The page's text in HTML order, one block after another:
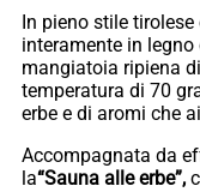
In pieno stile tirolese
interamente in
mangiatoia ripiena
temperatura di 70
erbe e di aromi che
Accompagnata da
la“Sauna alle erbe”,